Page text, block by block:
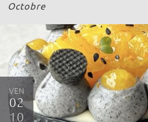
Octobre
VEN
02
10